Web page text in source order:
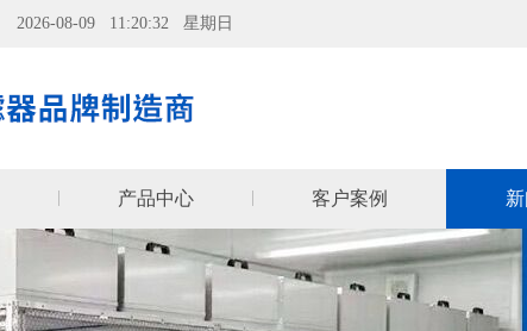
2026-08-09 11:20:33 星期日
产品中心 客户案例